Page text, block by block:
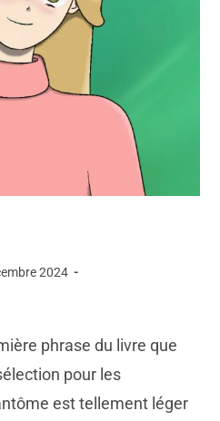
2024
phrase du livre que
pour les
est tellement léger